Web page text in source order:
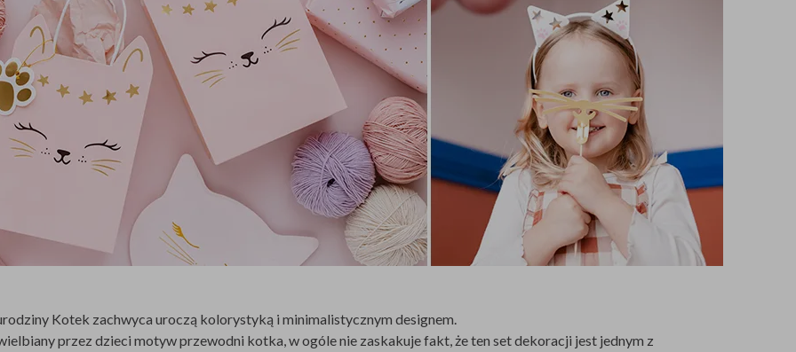
Kotek zachwyca uroczą kolorystyką i minimalistycznym designem.
przez dzieci motyw przewodni kotka, w ogóle nie zaskakuje fakt, że ten set dekoracji jest jednym z